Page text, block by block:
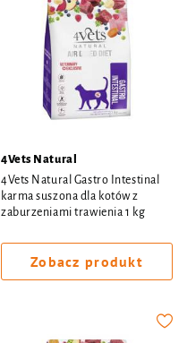
4Vets Natural
4Vets Natural Gastro Intestinal
karma suszona dla kotów z
zaburzeniami trawienia 1 kg
Zobacz produkt